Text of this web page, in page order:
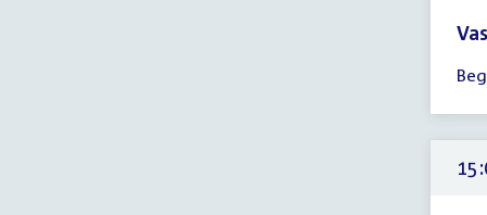
tot
uur